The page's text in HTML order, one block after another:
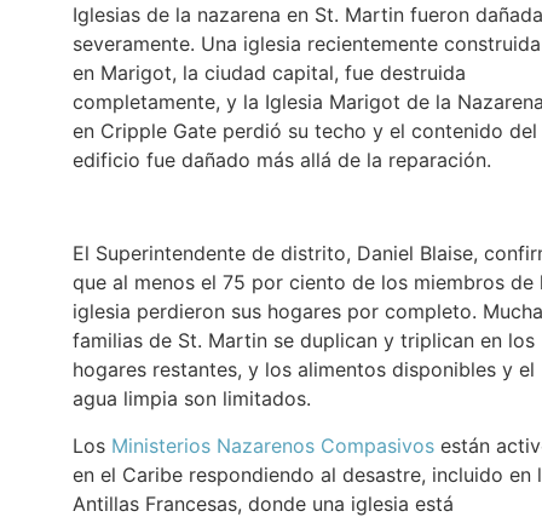
Iglesias de la nazarena en St. Martin fueron
severamente. Una iglesia recientemente construida
en Marigot, la ciudad capital, fue destruida
completamente, y la Iglesia Marigot de la
en Cripple Gate perdió su techo y el contenido del
edificio fue dañado más allá de la reparación.
El Superintendente de distrito, Daniel Blaise,
que al menos el 75 por ciento de los miembros de
iglesia perdieron sus hogares por completo.
familias de St. Martin se duplican y triplican en los
hogares restantes, y los alimentos disponibles y el
agua limpia son limitados.
Los Ministerios Nazarenos Compasivos están
en el Caribe respondiendo al desastre, incluido en
Antillas Francesas, donde una iglesia está